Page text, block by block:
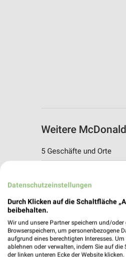
Weitere
5 Geschäfte und Orte
Mühldorf
Dorfen,
Datenschutzeinstellungen
Durch Klicken auf die Schaltfläche
beibehalten.
Wir und unsere Partner speichern und/
Browserspeichern, um personenbezogene
aufgrund eines berechtigten Interesses.
ablehnen oder verwalten, indem Sie auf
der linken unteren Ecke der Website